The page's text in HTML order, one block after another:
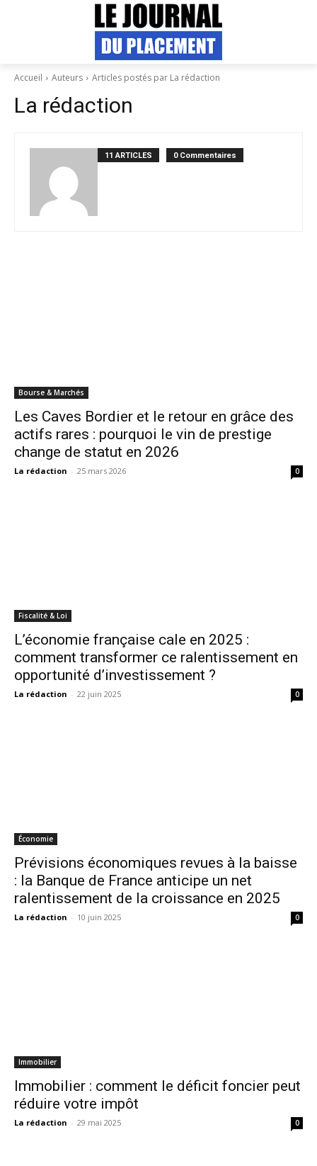
Accueil Auteurs Articles postés par La rédaction
La rédaction
11 ARTICLES 0 Commentaires
Bourse & Marchés
Les Caves Bordier et le retour en grâce des
actifs rares : pourquoi le vin de prestige
change de statut en 2026
La rédaction - 25 mars 2026 0
Fiscalité & Loi
L’économie française cale en 2025 :
comment transformer ce ralentissement en
opportunité d’investissement ?
La rédaction - 22 juin 2025 0
Économie
Prévisions économiques revues à la baisse
: la Banque de France anticipe un net
ralentissement de la croissance en 2025
La rédaction - 10 juin 2025 0
Immobilier
Immobilier : comment le déficit foncier peut
réduire votre impôt
La rédaction - 29 mai 2025 0